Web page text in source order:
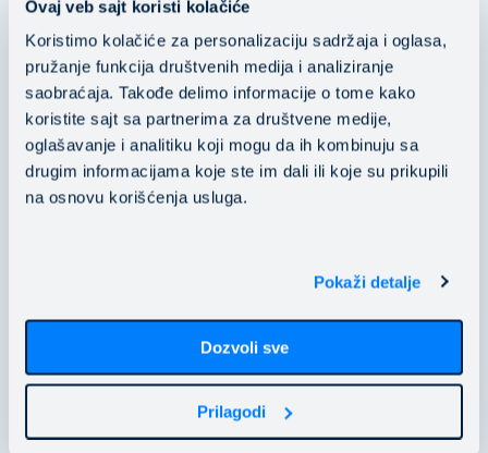
Ovaj veb sajt koristi kolačiće
Koristimo kolačiće za personalizaciju sadržaja i oglasa,
pružanje funkcija društvenih medija i analiziranje
saobraćaja. Takođe delimo informacije o tome kako
koristite sajt sa partnerima za društvene medije,
oglašavanje i analitiku koji mogu da ih kombinuju sa
drugim informacijama koje ste im dali ili koje su prikupili
na osnovu korišćenja usluga.
Pokaži detalje
Dozvoli sve
Prilagodi
​​​​​​​MB: 20076682
PIB: 104037252
Nušićeva 15 11000 Belgrade, Serbia
Mainstream Public Cloud Services d.o.o.
business@mainstream.eu